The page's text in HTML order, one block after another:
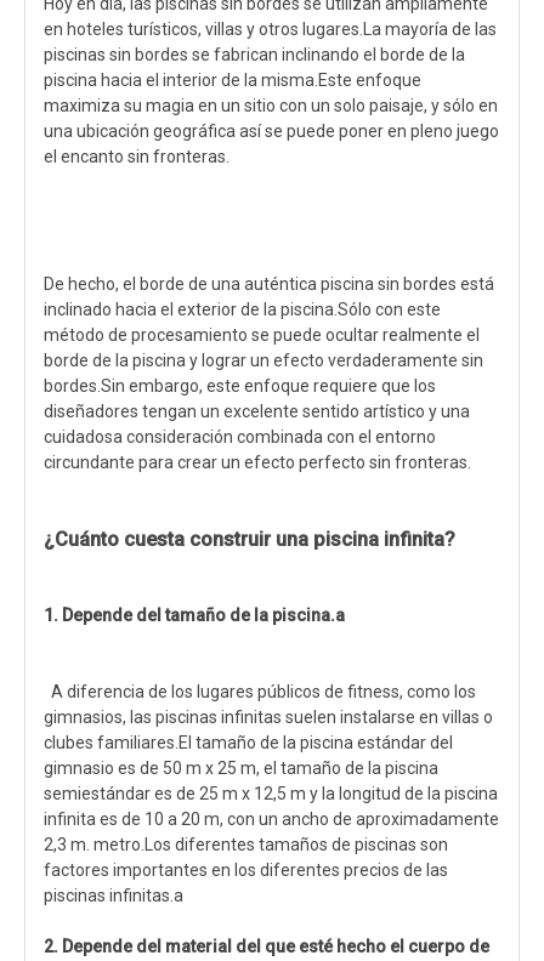
en hoteles turísticos, villas y otros lugares.La mayoría de las
piscinas sin bordes se fabrican inclinando el borde de la
piscina hacia el interior de la misma.Este enfoque
maximiza su magia en un sitio con un solo paisaje, y sólo en
una ubicación geográfica así se puede poner en pleno juego
el encanto sin fronteras.
De hecho, el borde de una auténtica piscina sin bordes está
inclinado hacia el exterior de la piscina.Sólo con este
método de procesamiento se puede ocultar realmente el
borde de la piscina y lograr un efecto verdaderamente sin
bordes.Sin embargo, este enfoque requiere que los
diseñadores tengan un excelente sentido artístico y una
cuidadosa consideración combinada con el entorno
circundante para crear un efecto perfecto sin fronteras.
¿Cuánto cuesta construir una piscina infinita?
1. Depende del tamaño de la piscina.a
A diferencia de los lugares públicos de fitness, como los
gimnasios, las piscinas infinitas suelen instalarse en villas o
clubes familiares.El tamaño de la piscina estándar del
gimnasio es de 50 m x 25 m, el tamaño de la piscina
semiestándar es de 25 m x 12,5 m y la longitud de la piscina
infinita es de 10 a 20 m, con un ancho de aproximadamente
2,3 m. metro.Los diferentes tamaños de piscinas son
factores importantes en los diferentes precios de las
piscinas infinitas.a
2. Depende del material del que esté hecho el cuerpo de